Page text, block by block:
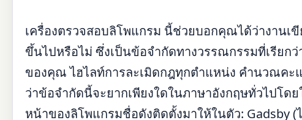
เครื่องตรวจสอบลิโพแกรม นี้ช่วยบอกคุณได้ว่างาน
ขึ้นไปหรือไม่ ซึ่งเป็นข้อจำกัดทางวรรณกรรมที่เรียกว่
ของคุณ ไฮไลท์การละเมิดกฎทุกตำแหน่ง คำนวณค
ว่าข้อจำกัดนี้จะยากเพียงใดในภาษาอังกฤษทั่วไปโ
หน้าของลิโพแกรมชื่อดังติดตั้งมาให้ในตัว: Gadsby